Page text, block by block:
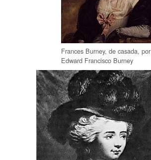
Frances Burney, de casada, por
Edward Francisco Burney